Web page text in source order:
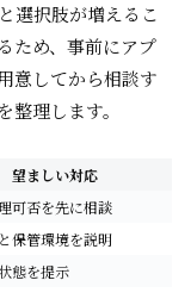
選択肢が増えるこ
ため、事前にアプ
意してから相談す
理します。
望ましい対応
可否を先に相談
保管環境を説明
態を提示